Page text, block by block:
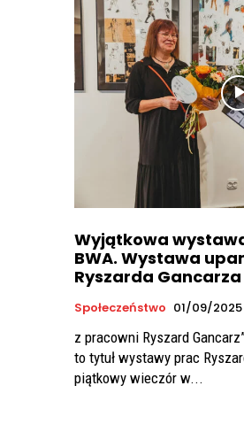
Wyjątkowa
BWA. Wystawa
Ryszarda Gancarza
Społeczeństwo 01/09/2025
z pracowni Ryszard
to tytuł wystawy prac
piątkowy wieczór w...